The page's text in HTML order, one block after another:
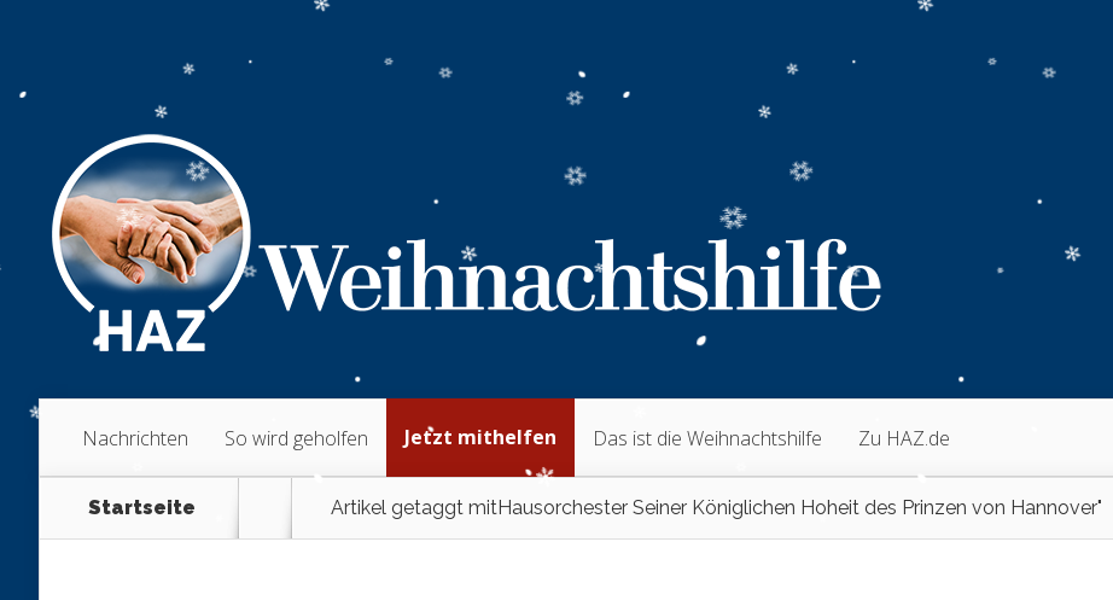
Nachrichten So wird geholfen Jetzt mithelfen Das ist die Weihnachtshilfe Zu HAZ.de
Startseite Artikel getaggt mitHausorchester Seiner Königlichen Hoheit des Prinzen von Hannover"